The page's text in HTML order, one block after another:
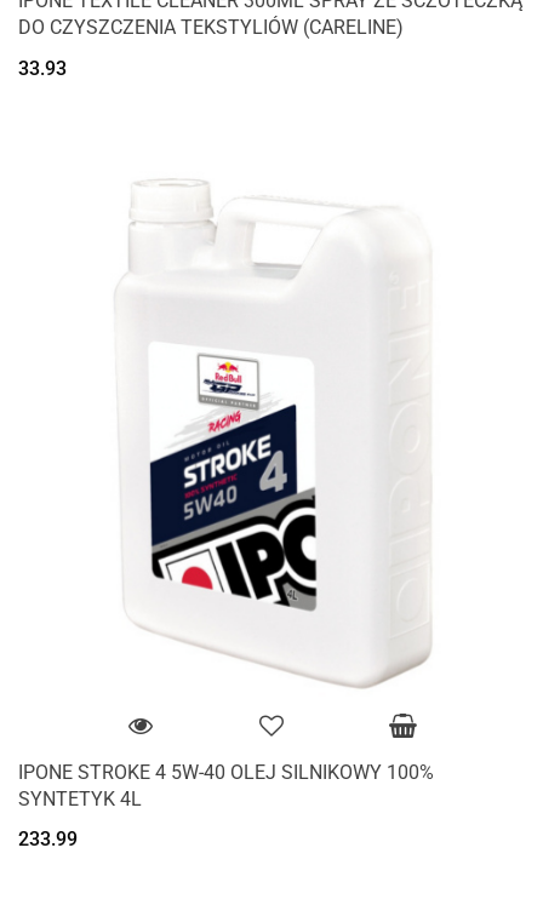
DO CZYSZCZENIA TEKSTYLIÓW (CARELINE)
33.93
IPONE STROKE 4 5W-40 OLEJ SILNIKOWY 100%
SYNTETYK 4L
233.99